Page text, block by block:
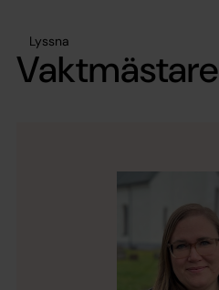
Lyssna
Vaktmästare